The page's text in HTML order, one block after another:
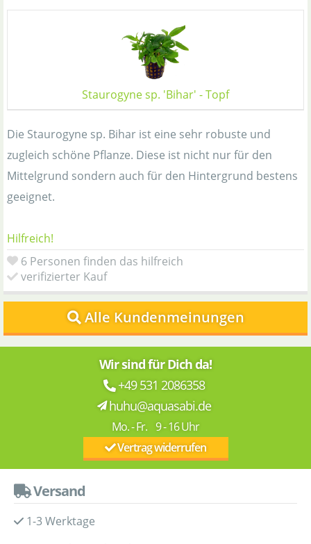
Staurogyne sp. 'Bihar' - Topf
Die Staurogyne sp. Bihar ist eine sehr robuste und
zugleich schöne Pflanze. Diese ist nicht nur für den
Mittelgrund sondern auch für den Hintergrund bestens
geeignet.
Hilfreich!
6 Personen finden das hilfreich
verifizierter Kauf
Alle Kundenmeinungen
Wir sind für Dich da!
+49 531 2086358
huhu@aquasabi.de
Mo. - Fr. 9 - 16 Uhr
Vertrag widerrufen
Versand
1-3 Werktage